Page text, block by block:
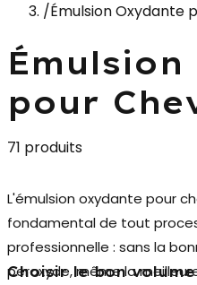
/Émulsion Oxydante
pour
71 produits
L'émulsion oxydante pour
fondamental de tout
professionnelle : sans la
peroxyde, même la
Choisir le bon